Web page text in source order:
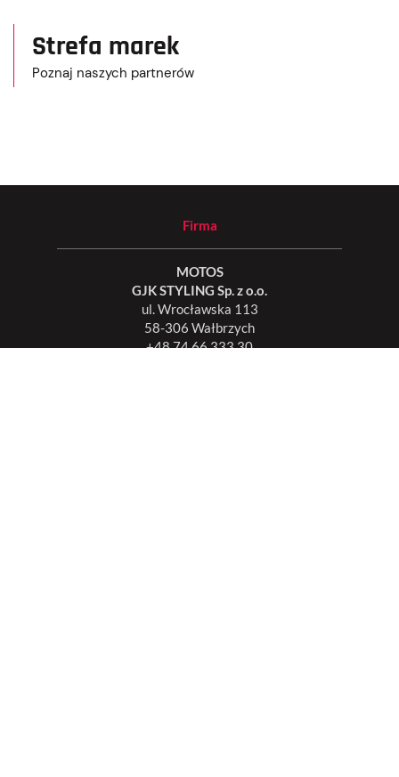
Strefa marek
Poznaj naszych partnerów
Firma
MOTOS
GJK STYLING Sp. z o.o.
ul. Wrocławska 113
58-306 Wałbrzych
+48 74 66 333 30